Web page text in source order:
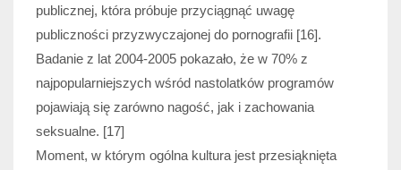
publicznej, która próbuje przyciągnąć uwagę
publiczności przyzwyczajonej do pornografii [16].
Badanie z lat 2004-2005 pokazało, że w 70% z
najpopularniejszych wśród nastolatków programów
pojawiają się zarówno nagość, jak i zachowania
seksualne. [17]
Moment, w którym ogólna kultura jest przesiąknięta